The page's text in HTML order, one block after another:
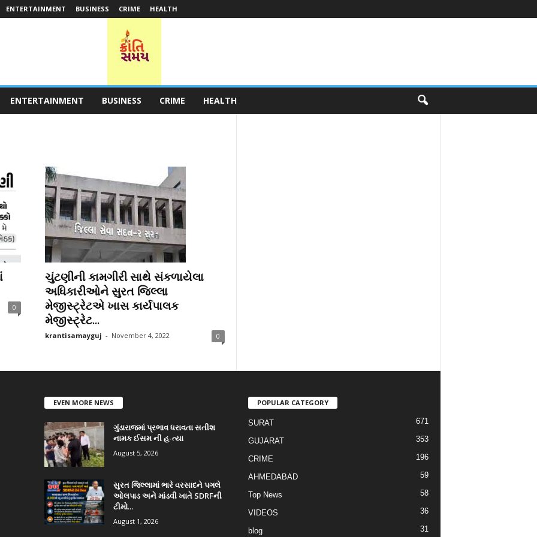
ENTERTAINMENT BUSINESS CRIME HEALTH
ENTERTAINMENT BUSINESS CRIME HEALTH
0
ચુંટણીની કામગીરી સાથે સંકળાયેલા
અધિકારીઓને સુરત જિલ્લા
મેજીસ્ટ્રેટએ ખાસ કાર્યપાલક
મેજીસ્ટ્રેટ...
krantisamayguj - November 4, 2022 0
EVEN MORE NEWS
ગુંડારાજમાં પ્રભાવ ધરાવતા સતીશ
નામક ઈસમ ની હ-ત્યા
August 5, 2026
સુરત જિલ્લામાં ભારે વરસાદને પગલે
ઓલપાડ અને માંડવી ખાતે SDRFની
ટીમો...
August 1, 2026
POPULAR CATEGORY
SURAT 671
GUJARAT 353
CRIME 196
AHMEDABAD 59
Top News 58
VIDEOS 36
blog 31